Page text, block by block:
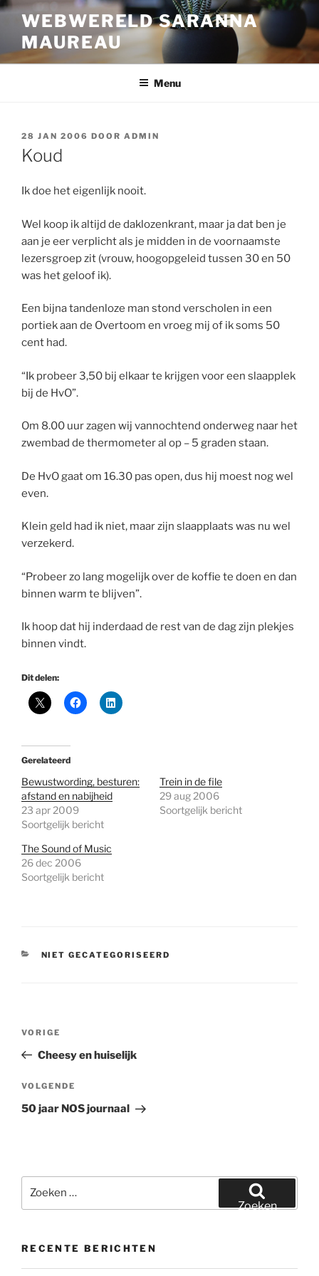
Ga
inhoud
WEBWERELD SARANNA
MAUREAU
Menu
GEPLAATST
OP
28 JAN 2006 DOOR ADMIN
Koud
Ik doe het eigenlijk nooit.
Wel koop ik altijd de daklozenkrant, maar ja dat ben je
aan je eer verplicht als je midden in de voornaamste
lezersgroep zit (vrouw, hoogopgeleid tussen 30 en 50
was het geloof ik).
Een bijna tandenloze man stond verscholen in een
portiek aan de Overtoom en vroeg mij of ik soms 50
cent had.
“Ik probeer 3,50 bij elkaar te krijgen voor een slaapplek
bij de HvO”.
Om 8.00 uur zagen wij vannochtend onderweg naar het
zwembad de thermometer al op – 5 graden staan.
De HvO gaat om 16.30 pas open, dus hij moest nog wel
even.
Klein geld had ik niet, maar zijn slaapplaats was nu wel
verzekerd.
“Probeer zo lang mogelijk over de koffie te doen en dan
binnen warm te blijven”.
Ik hoop dat hij inderdaad de rest van de dag zijn plekjes
binnen vindt.
Dit delen:
Gerelateerd
Bewustwording, besturen:
afstand en nabijheid
23 apr 2009
Soortgelijk bericht
Trein in de file
29 aug 2006
Soortgelijk bericht
The Sound of Music
26 dec 2006
Soortgelijk bericht
CATEGORIEËN
NIET GECATEGORISEERD
Vorig
bericht
VORIGE
Cheesy en huiselijk
Volgend
bericht
VOLGENDE
50 jaar NOS journaal
naar:
Zoeken
RECENTE BERICHTEN